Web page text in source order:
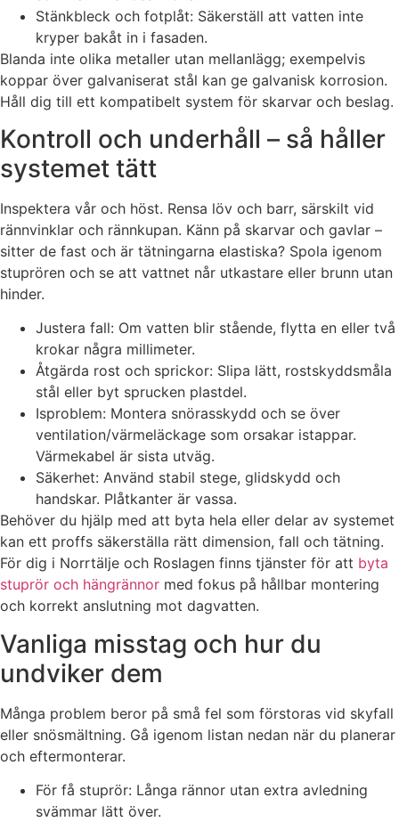
Stänkbleck och fotplåt: Säkerställ att vatten inte
kryper bakåt in i fasaden.
Blanda inte olika metaller utan mellanlägg; exempelvis
koppar över galvaniserat stål kan ge galvanisk korrosion.
Håll dig till ett kompatibelt system för skarvar och beslag.
Kontroll och underhåll – så håller
systemet tätt
Inspektera vår och höst. Rensa löv och barr, särskilt vid
rännvinklar och rännkupan. Känn på skarvar och gavlar –
sitter de fast och är tätningarna elastiska? Spola igenom
stuprören och se att vattnet når utkastare eller brunn utan
hinder.
Justera fall: Om vatten blir stående, flytta en eller två
krokar några millimeter.
Åtgärda rost och sprickor: Slipa lätt, rostskyddsmåla
stål eller byt sprucken plastdel.
Isproblem: Montera snörasskydd och se över
ventilation/värmeläckage som orsakar istappar.
Värmekabel är sista utväg.
Säkerhet: Använd stabil stege, glidskydd och
handskar. Plåtkanter är vassa.
Behöver du hjälp med att byta hela eller delar av systemet
kan ett proffs säkerställa rätt dimension, fall och tätning.
För dig i Norrtälje och Roslagen finns tjänster för att byta
stuprör och hängrännor med fokus på hållbar montering
och korrekt anslutning mot dagvatten.
Vanliga misstag och hur du
undviker dem
Många problem beror på små fel som förstoras vid skyfall
eller snösmältning. Gå igenom listan nedan när du planerar
och eftermonterar.
För få stuprör: Långa rännor utan extra avledning
svämmar lätt över.